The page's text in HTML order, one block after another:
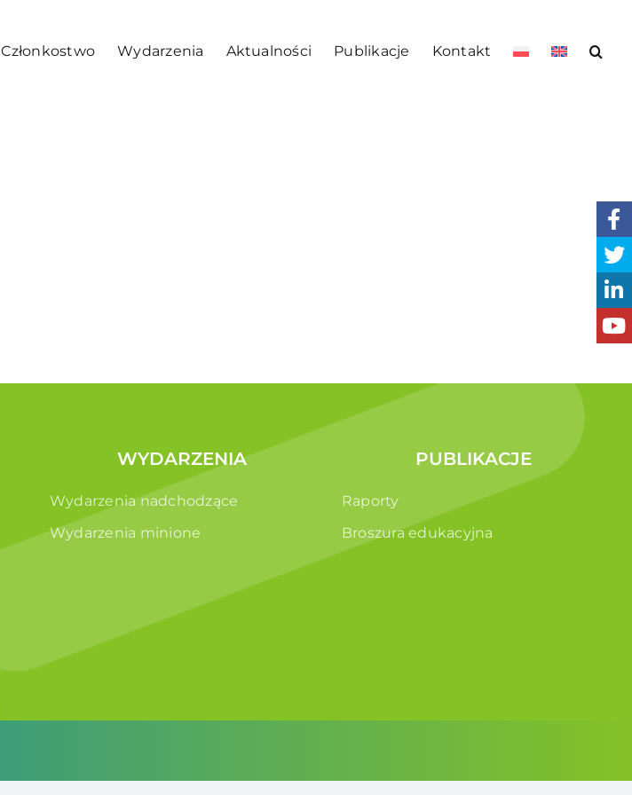
Członkostwo Wydarzenia Aktualności Publikacje Kontakt
WYDARZENIA
Wydarzenia nadchodzące
Wydarzenia minione
PUBLIKACJE
Raporty
Broszura edukacyjna